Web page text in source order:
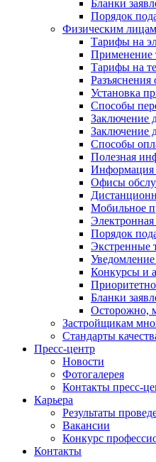
Бланки
Порядок
Физическим лицам
Тарифы на
Применение
Тарифы на
Установка
Способы
Заключение
Заключение
Способы
Полезная
Информация
Офисы
Мобильное
Порядок
Экстренные
Конкурсы и
Бланки
Осторожно,
Застройщикам
Стандарты
Пресс-центр
Новости
Фотогалерея
Контакты пресс-
Карьера
Результаты
Вакансии
Конкурс
Контакты